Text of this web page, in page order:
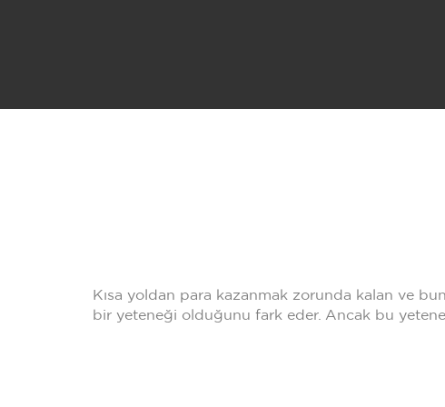
Kısa yoldan para kazanmak zorunda kalan ve
bir yeteneği olduğunu fark eder. Ancak bu